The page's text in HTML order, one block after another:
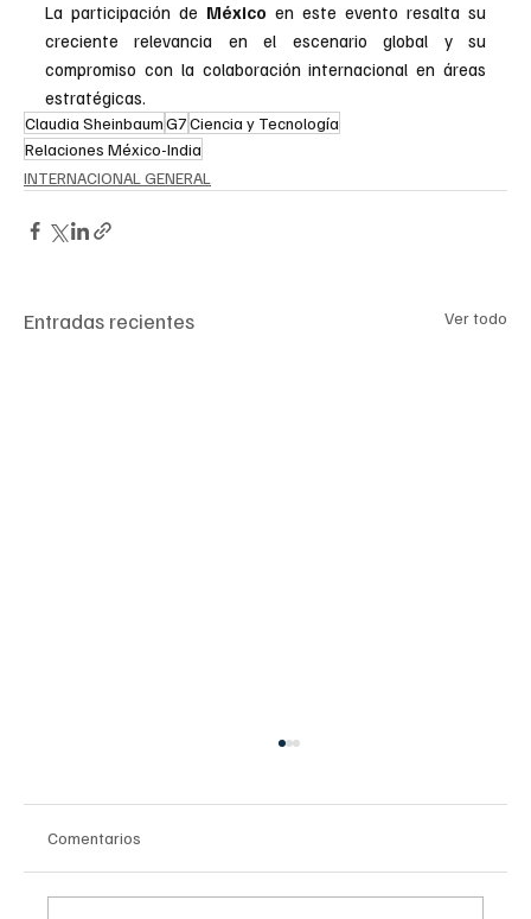
La participación de México en este evento resalta su
creciente relevancia en el escenario global y su
compromiso con la colaboración internacional en áreas
estratégicas.
Claudia SheinbaumG7Ciencia y Tecnología
Relaciones México-India
INTERNACIONAL GENERAL
Entradas recientes Ver todo
Comentarios